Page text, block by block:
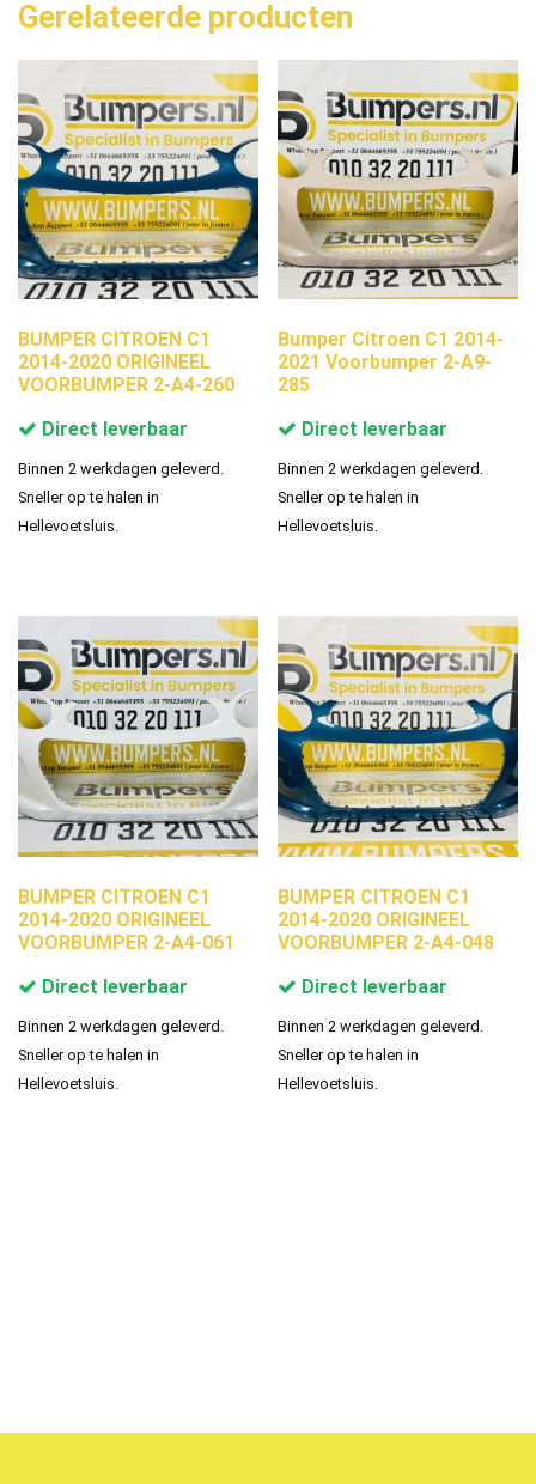
Gerelateerde producten
BUMPER CITROEN C1
2014-2020 ORIGINEEL
VOORBUMPER 2-A4-260
Direct leverbaar
Binnen 2 werkdagen geleverd.
Sneller op te halen in
Hellevoetsluis.
Bumper Citroen C1 2014-
2021 Voorbumper 2-A9-
285
Direct leverbaar
Binnen 2 werkdagen geleverd.
Sneller op te halen in
Hellevoetsluis.
BUMPER CITROEN C1
2014-2020 ORIGINEEL
VOORBUMPER 2-A4-061
Direct leverbaar
Binnen 2 werkdagen geleverd.
Sneller op te halen in
Hellevoetsluis.
BUMPER CITROEN C1
2014-2020 ORIGINEEL
VOORBUMPER 2-A4-048
Direct leverbaar
Binnen 2 werkdagen geleverd.
Sneller op te halen in
Hellevoetsluis.